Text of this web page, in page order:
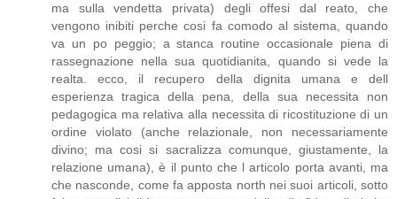
ma sulla vendetta privata) degli offesi dal reato, che
vengono inibiti perche cosi fa comodo al sistema, quando
va un po peggio; a stanca routine occasionale piena di
rassegnazione nella sua quotidianita, quando si vede la
realta. ecco, il recupero della dignita umana e dell
esperienza tragica della pena, della sua necessita non
pedagogica ma relativa alla necessita di ricostituzione di un
ordine violato (anche relazionale, non necessariamente
divino; ma cosi si sacralizza comunque, giustamente, la
relazione umana), è il punto che l articolo porta avanti, ma
che nasconde, come fa apposta north nei suoi articoli, sotto